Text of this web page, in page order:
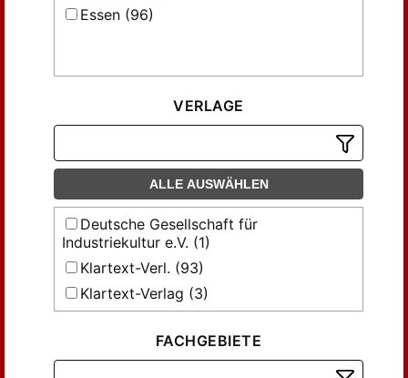
Essen (96)
VERLAGE
ALLE AUSWÄHLEN
Deutsche Gesellschaft für
Industriekultur e.V. (1)
Klartext-Verl. (93)
Klartext-Verlag (3)
FACHGEBIETE